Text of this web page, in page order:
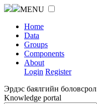
MENU
Home
Data
Groups
Components
About
Login Register
Эрдэс баялгийн боловсрол
Knowledge portal